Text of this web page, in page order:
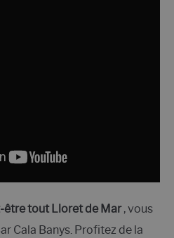
être tout Lloret de Mar, vous
Cala Banys. Profitez de la